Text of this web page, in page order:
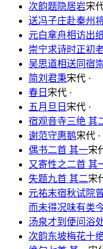
次韵题隐居岩宋
送冯子庄赴秦州
元白拿舟相访出
崇宁求诗时正初
吴思道相送同宿
简刘君秉宋代 ·
春日 宋代 ·
五月旦日 宋代 ·
宿观音寺三绝 其
谢范守惠鹅宋代 ·
偶书二首 其一宋
又寄性之二首 其
失题九首 其二宋
元祐末宿秋试院
而未得况味有类
汤泉才到便问浴
次韵东坡梅花十